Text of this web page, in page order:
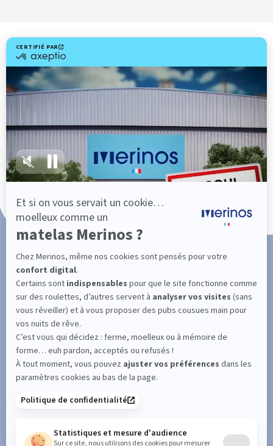
Livraison gratuite
Marque Française
101 nuits d'essai*
Paiement en 3x ou 4x sans frais
SUIVEZ L'ACTUALITÉ DE MERINOS !
Entrez votre adresse email
S'inscrire
En cochant cette case, vous confirmez avoir plus de 16 ans et
acceptez de recevoir notre Newsletter incluant des informations